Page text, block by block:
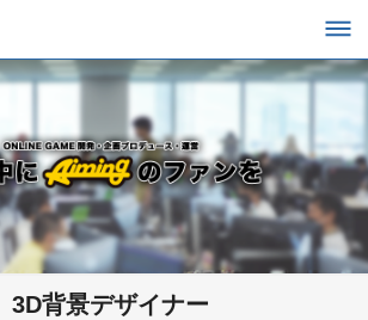
3D背景デザイナー